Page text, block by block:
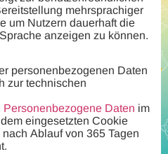
mehrsprachiger
um Nutzern dauerhaft die
anzeigen zu können.
personenbezogenen Daten
zur technischen
Personenbezogene Daten im
eingesetzten Cookie
Ablauf von 365 Tagen